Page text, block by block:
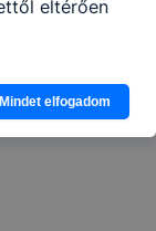
eltérően
Mindet elfogadom